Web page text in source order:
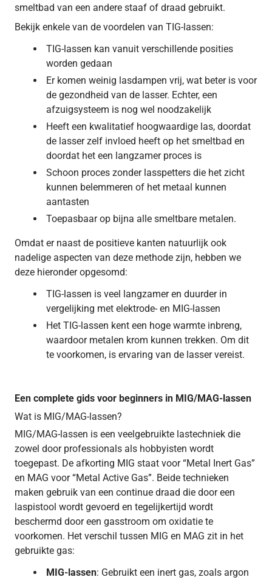
smeltbad van een andere staaf of draad gebruikt.
Bekijk enkele van de voordelen van TIG-lassen:
TIG-lassen kan vanuit verschillende posities
worden gedaan
Er komen weinig lasdampen vrij, wat beter is voor
de gezondheid van de lasser. Echter, een
afzuigsysteem is nog wel noodzakelijk
Heeft een kwalitatief hoogwaardige las, doordat
de lasser zelf invloed heeft op het smeltbad en
doordat het een langzamer proces is
Schoon proces zonder lasspetters die het zicht
kunnen belemmeren of het metaal kunnen
aantasten
Toepasbaar op bijna alle smeltbare metalen.
Omdat er naast de positieve kanten natuurlijk ook
nadelige aspecten van deze methode zijn, hebben we
deze hieronder opgesomd:
TIG-lassen is veel langzamer en duurder in
vergelijking met elektrode- en MIG-lassen
Het TIG-lassen kent een hoge warmte inbreng,
waardoor metalen krom kunnen trekken. Om dit
te voorkomen, is ervaring van de lasser vereist.
Een complete gids voor beginners in MIG/MAG-lassen
Wat is MIG/MAG-lassen?
MIG/MAG-lassen is een veelgebruikte lastechniek die
zowel door professionals als hobbyisten wordt
toegepast. De afkorting MIG staat voor “Metal Inert Gas”
en MAG voor “Metal Active Gas”. Beide technieken
maken gebruik van een continue draad die door een
laspistool wordt gevoerd en tegelijkertijd wordt
beschermd door een gasstroom om oxidatie te
voorkomen. Het verschil tussen MIG en MAG zit in het
gebruikte gas:
MIG-lassen: Gebruikt een inert gas, zoals argon